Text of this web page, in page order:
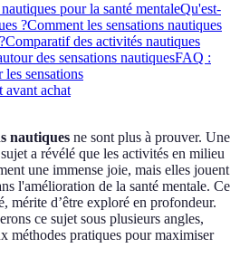
pour la santé mentaleQu'est-
?Comment les sensations nautiques
Comparatif des activités nautiques
des sensations nautiquesFAQ :
les sensations
avant achat
nautiques ne sont plus à prouver. Une
a révélé que les activités en milieu
une immense joie, mais elles jouent
l'amélioration de la santé mentale. Ce
mérite d’être exploré en profondeur.
ce sujet sous plusieurs angles,
méthodes pratiques pour maximiser